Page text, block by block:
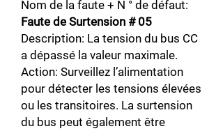
Nom de la faute + N ° de défaut:
Faute de Surtension # 05
Description: La tension du bus CC
a dépassé la valeur maximale.
Action: Surveillez l’alimentation
pour détecter les tensions élevées
ou les transitoires. La surtension
du bus peut également être